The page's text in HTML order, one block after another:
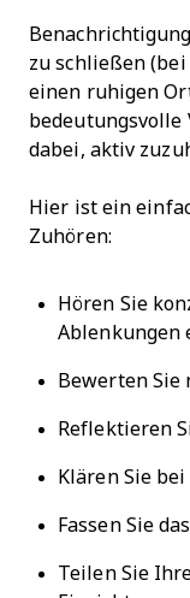
zu schließen
einen ruhigen
dabei, aktiv
Hier ist ein
Zuhören:
Hören Sie
Ablenkungen
Bewerten Sie
Reflektieren
Klären Sie
Fassen Sie
Teilen Sie